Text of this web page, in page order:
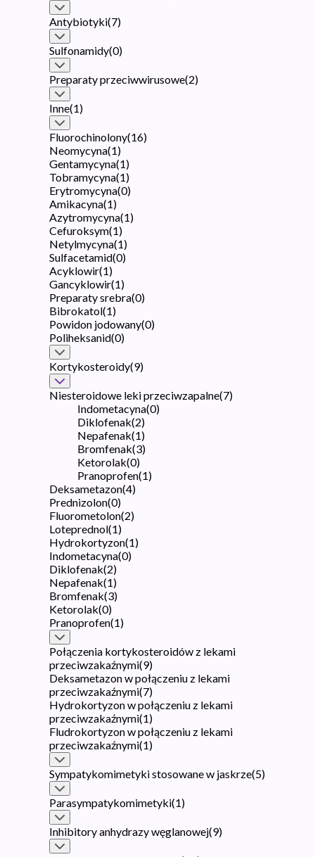
Antybiotyki(7)
Sulfonamidy(0)
Preparaty przeciwwirusowe(2)
Inne(1)
Fluorochinolony(16)
Neomycyna(1)
Gentamycyna(1)
Tobramycyna(1)
Erytromycyna(0)
Amikacyna(1)
Azytromycyna(1)
Cefuroksym(1)
Netylmycyna(1)
Sulfacetamid(0)
Acyklowir(1)
Gancyklowir(1)
Preparaty srebra(0)
Bibrokatol(1)
Powidon jodowany(0)
Poliheksanid(0)
Kortykosteroidy(9)
Niesteroidowe leki przeciwzapalne(7)
Indometacyna(0)
Diklofenak(2)
Nepafenak(1)
Bromfenak(3)
Ketorolak(0)
Pranoprofen(1)
Deksametazon(4)
Prednizolon(0)
Fluorometolon(2)
Loteprednol(1)
Hydrokortyzon(1)
Indometacyna(0)
Diklofenak(2)
Nepafenak(1)
Bromfenak(3)
Ketorolak(0)
Pranoprofen(1)
Połączenia kortykosteroidów z lekami
przeciwzakaźnymi(9)
Deksametazon w połączeniu z lekami
przeciwzakaźnymi(7)
Hydrokortyzon w połączeniu z lekami
przeciwzakaźnymi(1)
Fludrokortyzon w połączeniu z lekami
przeciwzakaźnymi(1)
Sympatykomimetyki stosowane w jaskrze(5)
Parasympatykomimetyki(1)
Inhibitory anhydrazy węglanowej(9)